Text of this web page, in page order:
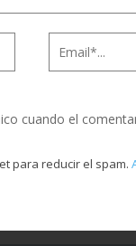
cuando el
para reducir el spam.